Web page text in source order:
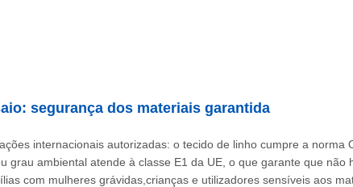
segurança dos materiais garantida
internacionais autorizadas: o tecido de linho cumpre a
grau ambiental atende à classe E1 da UE, o que garante que
com mulheres grávidas,crianças e utilizadores sensíveis aos